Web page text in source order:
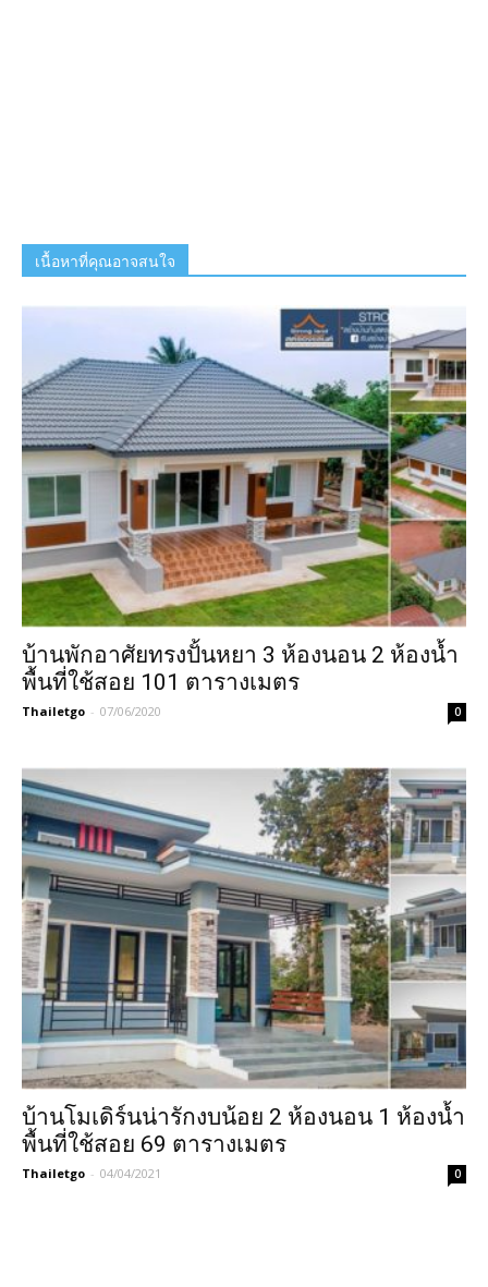
เนื้อหาที่คุณอาจสนใจ
บ้านพักอาศัยทรงปั้นหยา 3 ห้องนอน 2 ห้องน้ำ
พื้นที่ใช้สอย 101 ตารางเมตร
Thailetgo - 07/06/2020 0
บ้านโมเดิร์นน่ารักงบน้อย 2 ห้องนอน 1 ห้องน้ำ
พื้นที่ใช้สอย 69 ตารางเมตร
Thailetgo - 04/04/2021 0